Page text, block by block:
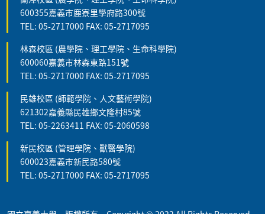
600355嘉義市鹿寮里學府路300號
TEL: 05-2717000 FAX: 05-2717095
林森校區 (農學院、理工學院、生命科學院)
600060嘉義市林森東路151號
TEL: 05-2717000 FAX: 05-2717095
民雄校區 (師範學院、人文藝術學院)
621302嘉義縣民雄鄉文隆村85號
TEL: 05-2263411 FAX: 05-2060598
新民校區 (管理學院、獸醫學院)
600023嘉義市新民路580號
TEL: 05-2717000 FAX: 05-2717095